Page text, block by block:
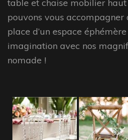
table et chaise mobilier
pouvons vous accompagner
place d’un espace
imagination avec nos
nomade !